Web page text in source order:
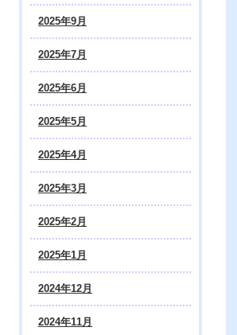
2025年9月
2025年7月
2025年6月
2025年5月
2025年4月
2025年3月
2025年2月
2025年1月
2024年12月
2024年11月